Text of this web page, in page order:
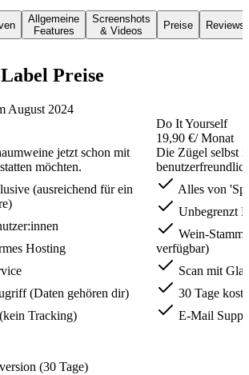
Allgemeine
Features
Screenshots
& Videos
Preise Reviews
Label Preise
August 2024
jetzt schon mit
möchten.
(ausreichend für ein
Hosting
(Daten gehören dir)
Tracking)
Do It Yourself
19,90 €/ Monat
Die Zügel selbst
Alles von
Unbegrenzt
Wein-
verfügbar)
Scan mit
30 Tage
E-Mail
(30 Tage)